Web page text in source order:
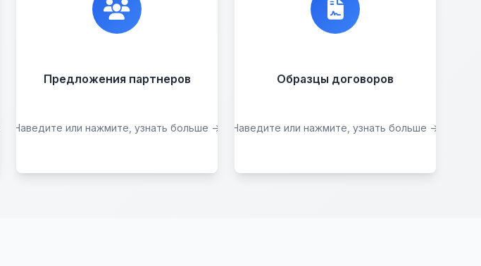
Предложения партнеров
Наведите или нажмите, узнать больше →
организациями. Если у вас
есть интересные идеи, мы
всегда открыты к
Стать партнером
Образцы договоров
Наведите или нажмите, узнать больше →
Договор купли-
Скачать образцы